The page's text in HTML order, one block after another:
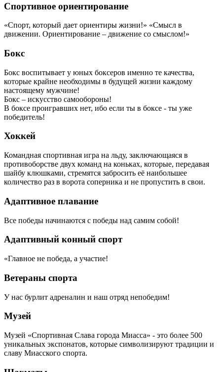
Спортивное ориентирование
«Спорт, который дает ориентиры жизни!» «Смысл в
движении. Ориентирование – движение со смыслом!»
Бокс
Бокс воспитывает у юных боксеров именно те качества,
которые крайне необходимы в будущей жизни каждому
настоящему мужчине!
Бокс – искусство самообороны!
В боксе проигравших нет, ибо если ты в боксе - ты уже
победитель!
Хоккей
Командная спортивная игра на льду, заключающаяся в
противоборстве двух команд на коньках, которые, передавая
шайбу клюшками, стремятся забросить её наибольшее
количество раз в ворота соперника и не пропустить в свои.
Адаптивное плавание
Все победы начинаются с победы над самим собой!
Адаптивный конный спорт
«Главное не победа, а участие!
Ветераны спорта
У нас бурлит адреналин и наш отряд непобедим!
Музей
Музей «Спортивная Слава города Миасса» - это более 500
уникальных экспонатов, которые символизируют традиции и
славу Миасского спорта.